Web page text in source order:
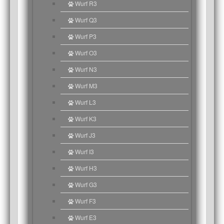
Wurf R3
Wurf Q3
Wurf P3
Wurf O3
Wurf N3
Wurf M3
Wurf L3
Wurf K3
Wurf J3
Wurf I3
Wurf H3
Wurf G3
Wurf F3
Wurf E3